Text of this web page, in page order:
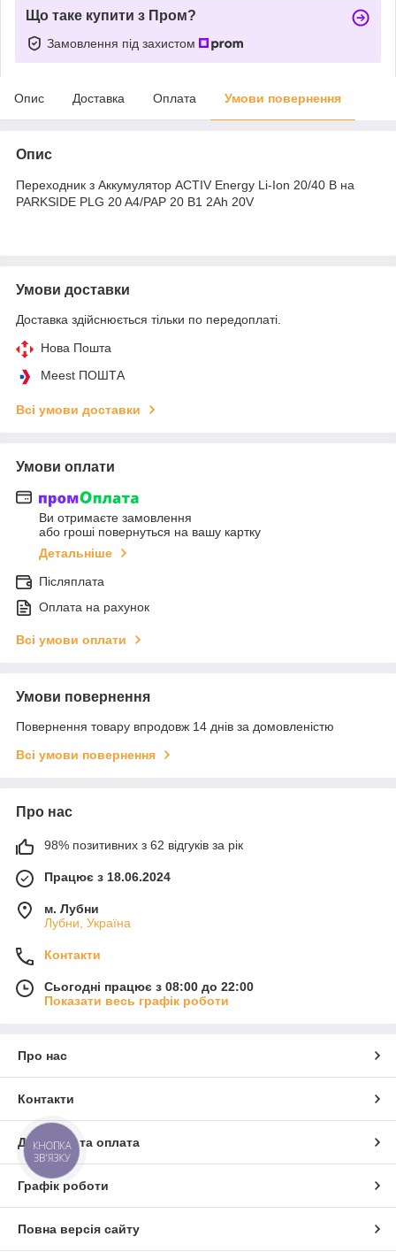
Що таке купити з Пром?
Замовлення під захистом
Опис Доставка Оплата Умови повернення
Опис
Переходник з Аккумулятор ACTIV Energy Li-Ion 20/40 В на
PARKSIDE PLG 20 A4/PAP 20 B1 2Ah 20V
Умови доставки
Доставка здійснюється тільки по передоплаті.
Нова Пошта
Meest ПОШТА
Всі умови доставки
Умови оплати
Ви отримаєте замовлення
або гроші повернуться на вашу картку
Детальніше
Післяплата
Оплата на рахунок
Всі умови оплати
Умови повернення
Повернення товару впродовж 14 днів за домовленістю
Всі умови повернення
Про нас
98% позитивних з 62 відгуків за рік
Працює з 18.06.2024
м. Лубни
Лубни, Україна
Контакти
Сьогодні працює з 08:00 до 22:00
Показати весь графік роботи
Про нас
Контакти
Доставка та оплата
Графік роботи
Повна версія сайту
КНОПКА
ЗВ'ЯЗКУ